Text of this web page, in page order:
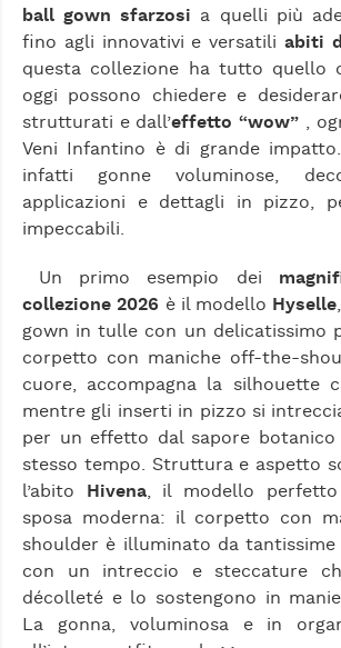
ball gown sfarzosi a quelli più
fino agli innovativi e versatili abiti
questa collezione ha tutto quello
oggi possono chiedere e
strutturati e dall’effetto “wow”
,
Veni Infantino è di grande
infatti gonne voluminose,
applicazioni e dettagli in pizzo,
impeccabili.
Un primo esempio dei
collezione 2026 è il modello Hyselle
gown in tulle con un delicatissimo
corpetto con maniche off-the-
cuore, accompagna la silhouette
mentre gli inserti in pizzo si
per un effetto dal sapore botanico
stesso tempo. Struttura e aspetto
l’abito
Hivena, il modello
sposa moderna: il corpetto con
shoulder è illuminato da tantissime
con un intreccio e steccature
décolleté e lo sostengono in
La gonna, voluminosa e in